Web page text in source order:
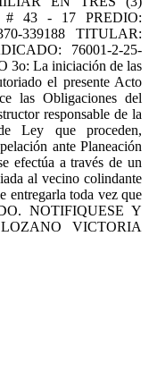
# 43 - 17 PREDIO:
339188 TITULAR:
76001-2-25-
3o: La iniciación de las
el presente Acto
las Obligaciones del
responsable de la
Ley que proceden,
ante Planeación
efectúa a través de un
al vecino colindante
toda vez que
NOTIFIQUESE Y
VICTORIA